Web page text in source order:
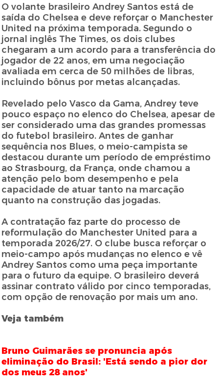
O volante brasileiro Andrey Santos está de
saída do Chelsea e deve reforçar o Manchester
United na próxima temporada. Segundo o
jornal inglês The Times, os dois clubes
chegaram a um acordo para a transferência do
jogador de 22 anos, em uma negociação
avaliada em cerca de 50 milhões de libras,
incluindo bônus por metas alcançadas.
Revelado pelo Vasco da Gama, Andrey teve
pouco espaço no elenco do Chelsea, apesar de
ser considerado uma das grandes promessas
do futebol brasileiro. Antes de ganhar
sequência nos Blues, o meio-campista se
destacou durante um período de empréstimo
ao Strasbourg, da França, onde chamou a
atenção pelo bom desempenho e pela
capacidade de atuar tanto na marcação
quanto na construção das jogadas.
A contratação faz parte do processo de
reformulação do Manchester United para a
temporada 2026/27. O clube busca reforçar o
meio-campo após mudanças no elenco e vê
Andrey Santos como uma peça importante
para o futuro da equipe. O brasileiro deverá
assinar contrato válido por cinco temporadas,
com opção de renovação por mais um ano.
Veja também
Bruno Guimarães se pronuncia após
eliminação do Brasil: 'Está sendo a pior dor
dos meus 28 anos'